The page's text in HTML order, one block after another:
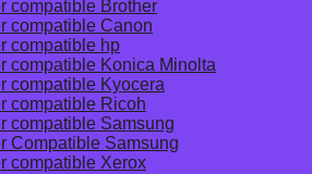
compatible Brother
compatible Canon
compatible hp
compatible Konica Minolta
compatible Kyocera
compatible Ricoh
compatible Samsung
Compatible Samsung
compatible Xerox